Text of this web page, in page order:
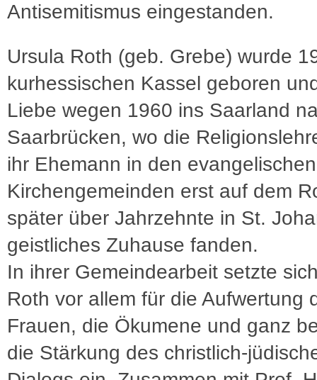
Antisemitismus eingestanden.
Ursula Roth (geb. Grebe) wurde
kurhessischen Kassel geboren
Liebe wegen 1960 ins Saarland
Saarbrücken, wo die
ihr Ehemann in den evangelischen
Kirchengemeinden erst auf dem
später über Jahrzehnte in St.
geistliches Zuhause fanden.
In ihrer Gemeindearbeit setzte
Roth vor allem für die Aufwertung
Frauen, die Ökumene und ganz
die Stärkung des christlich-